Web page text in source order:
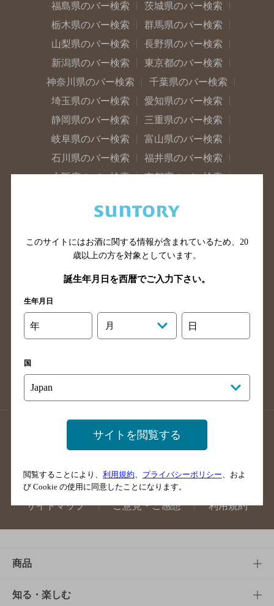
福島県のバー検索
茨城県のバー検索
栃木県のバー検索
群馬県のバー検索
山梨県のバー検索
長野県のバー検索
新潟県のバー検索
東京都のバー検索
神奈川県のバー検索
千葉県のバー検索
埼玉県のバー検索
愛知県のバー検索
静岡県のバー検索
三重県のバー検索
岐阜県のバー検索
富山県のバー検索
石川県のバー検索
福井県のバー検索
大阪府のバー検索
京都府のバー検索
滋賀県のバー検索
和歌山県のバー検索
山口県のバー検索
鳥取県のバー検索
島根県のバー検索
徳島県のバー検索
高知県のバー検索
福岡県のバー検索
長崎県のバー検索
佐賀県のバー検索
店舗登録方法のご案内
店舗情報更新方法のご案内
掲載店舗様ログイン
サイトマップ ご意見・ご感想 利用規約
商品
商品TOP
知る・楽しむ
このサイトにはお酒に関する情報が含まれているため、 20
歳以上の方を対象としています。
誕生年月日を西暦でご入力下さい。
生年月日
年 月 日
国
サイトを閲覧する
閲覧することにより、 利用規約 プライバシーポリシー 、およ
び Cookie の使用に同意したことになります。